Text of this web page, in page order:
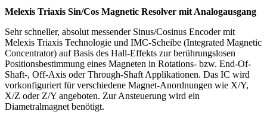
Melexis Triaxis Sin/Cos Magnetic Resolver mit Analogausgang
Sehr schneller, absolut messender Sinus/Cosinus Encoder mit
Melexis Triaxis Technologie und IMC-Scheibe (Integrated Magnetic
Concentrator) auf Basis des Hall-Effekts zur berührungslosen
Positionsbestimmung eines Magneten in Rotations- bzw. End-Of-
Shaft-, Off-Axis oder Through-Shaft Applikationen. Das IC wird
vorkonfiguriert für verschiedene Magnet-Anordnungen wie X/Y,
X/Z oder Z/Y angeboten. Zur Ansteuerung wird ein
Diametralmagnet benötigt.